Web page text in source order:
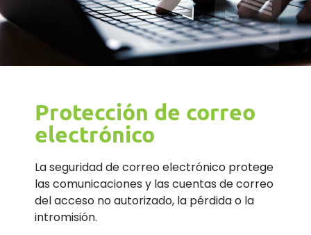
Protección de correo
electrónico
La seguridad de correo electrónico protege
las comunicaciones y las cuentas de correo
del acceso no autorizado, la pérdida o la
intromisión.